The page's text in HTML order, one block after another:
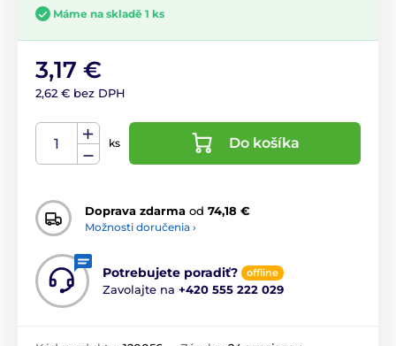
Máme na skladě 1 ks
3,17 €
2,62 € bez DPH
ks Do košíka
Doprava zdarma od 74,18 €
Možnosti doručenia ›
Potrebujete poradiť? offline
Zavolajte na +420 555 222 029